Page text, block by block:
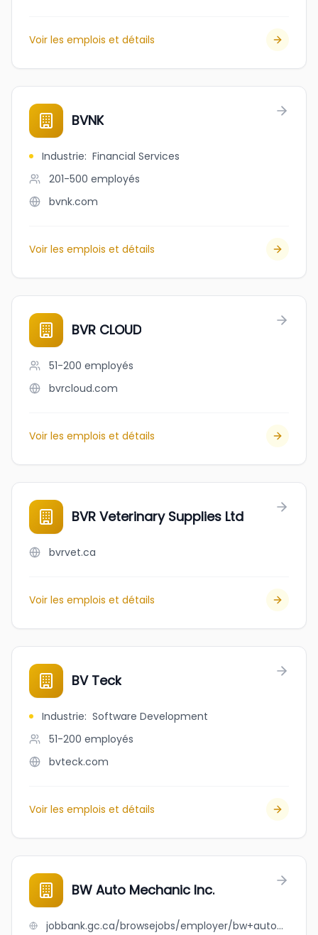
Voir les emplois et détails
BVNK
Industrie: Financial Services
201-500 employés
bvnk.com
Voir les emplois et détails
BVR CLOUD
51-200 employés
bvrcloud.com
Voir les emplois et détails
BVR Veterinary Supplies Ltd
bvrvet.ca
Voir les emplois et détails
BV Teck
Industrie: Software Development
51-200 employés
bvteck.com
Voir les emplois et détails
BW Auto Mechanic Inc.
jobbank.gc.ca/browsejobs/employer/bw+auto+mechanic+inc./ca